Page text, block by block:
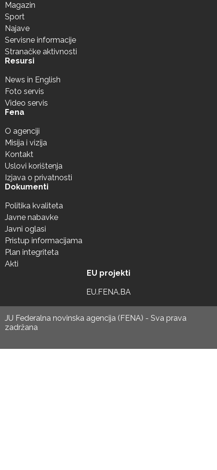
Magazin
Sport
Najave
Servisne informacije
Stranačke aktivnosti
Resursi
News in English
Foto servis
Video servis
Fena
O agenciji
Misija i vizija
Kontakt
Uslovi korištenja
Izjava o privatnosti
Dokumenti
Politika kvaliteta
Javne nabavke
Javni oglasi
Pristup informacijama
Plan integriteta
Akti
EU projekti
EU.FENA.BA
JU Federalna novinska agencija (FENA) - Sva prava
zadržana